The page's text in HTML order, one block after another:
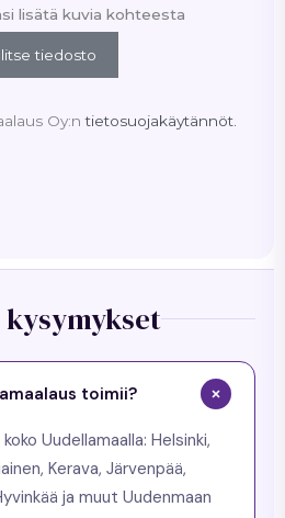
lisätä kuvia kohteesta
tiedosto
Oy:ntietosuojakäytännöt.
toimii?
Uudellamaalla: Helsinki,
Kerava, Järvenpää,
ja muut Uudenmaan